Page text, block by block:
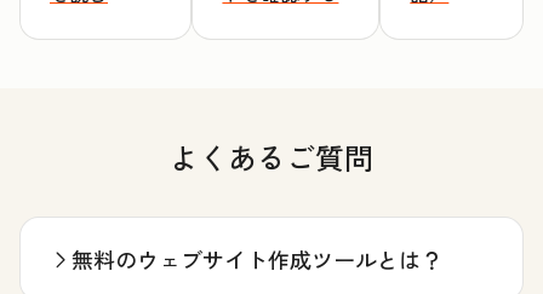
よくあるご質問
無料のウェブサイト作成ツールとは？